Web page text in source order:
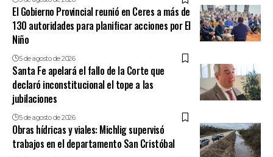
El Gobierno Provincial reunió en Ceres a más de
130 autoridades para planificar acciones por El
Niño
5 de agosto de 2026
Santa Fe apelará el fallo de la Corte que
declaró inconstitucional el tope a las
jubilaciones
5 de agosto de 2026
Obras hídricas y viales: Michlig supervisó
trabajos en el departamento San Cristóbal